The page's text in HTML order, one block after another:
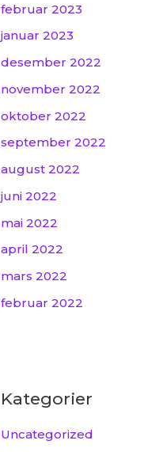
februar 2023
januar 2023
desember 2022
november 2022
oktober 2022
september 2022
august 2022
juni 2022
mai 2022
april 2022
mars 2022
februar 2022
Kategorier
Uncategorized